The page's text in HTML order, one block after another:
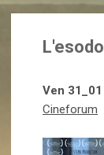
L'esodo
Ven 31_01
Cineforum